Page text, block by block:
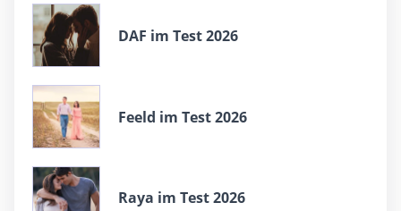
DAF im Test 2026
Feeld im Test 2026
Raya im Test 2026